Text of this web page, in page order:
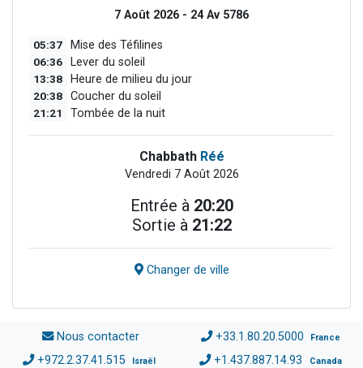
7 Août 2026 - 24 Av 5786
05:37 Mise des Téfilines
06:36 Lever du soleil
13:38 Heure de milieu du jour
20:38 Coucher du soleil
21:21 Tombée de la nuit
Chabbath Réé
Vendredi 7 Août 2026
Entrée à 20:20
Sortie à 21:22
Changer de ville
Nous contacter +33.1.80.20.5000 France
+972.2.37.41.515 Israël +1.437.887.14.93 Canada